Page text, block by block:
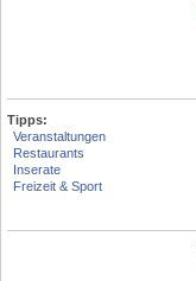
Tipps:
Veranstaltungen
Restaurants
Inserate
Freizeit & Sport